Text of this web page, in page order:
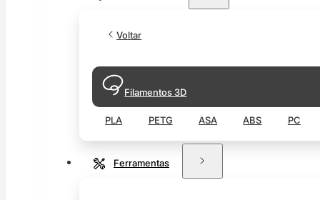
Voltar
Filamentos 3D
PLA PETG ASA ABS PC
Ferramentas